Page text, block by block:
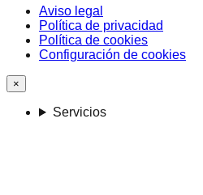
Aviso legal
Política de privacidad
Política de cookies
Configuración de cookies
×
Servicios